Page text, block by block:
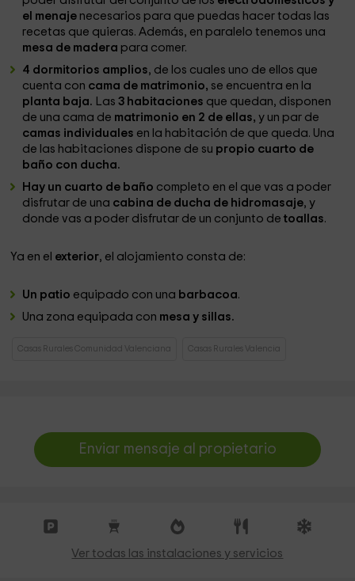
el menaje necesarios para que puedas hacer todas las
recetas que quieras. Además, en paralelo tenemos una
mesa de madera para comer.
4 dormitorios amplios, de los cuales uno de ellos que
cuenta con cama de matrimonio, se encuentra en la
planta baja. Las3 habitaciones que quedan, disponen
de una cama de matrimonio en 2 de ellas,y un par de
camas individuales en la habitación de que queda. Una
de las habitaciones dispone de su propio cuarto de
baño con ducha.
Hay un cuarto de baño completo en el que vas a poder
disfrutar de una cabina de ducha de hidromasaje, y
donde vas a poder disfrutar de un conjunto detoallas.
Ya en el exterior, el alojamiento consta de:
Un patio equipado con una barbacoa.
Una zona equipada con mesa y sillas.
Casas Rurales Comunidad Valenciana Casas Rurales Valencia
Enviar mensaje al propietario
Ver todas las instalaciones y servicios